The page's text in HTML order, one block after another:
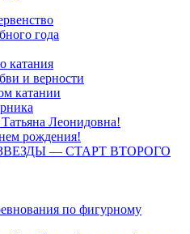
года
катания
и верности
катании
Леонидовна!
рождения!
— СТАРТ ВТОРОГО
по фигурному